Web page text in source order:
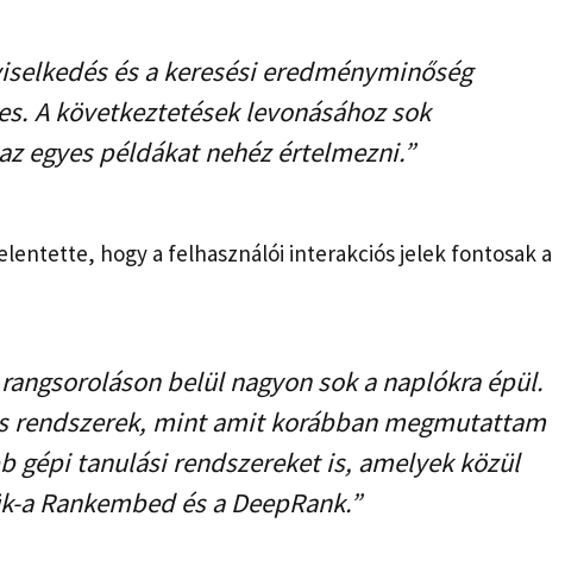
és a keresési eredményminőség
A következtetések levonásához sok
egyes példákat nehéz értelmezni.”
hogy a felhasználói interakciós jelek fontosak a
belül nagyon sok a naplókra épül.
rendszerek, mint amit korábban megmutattam
gépi tanulási rendszereket is, amelyek közül
Rankembed és a DeepRank.”